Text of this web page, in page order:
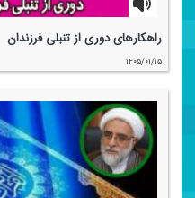
راهكارهای دوری از تنبلی فرزندان
۱۴۰۵/۰۱/۱۵